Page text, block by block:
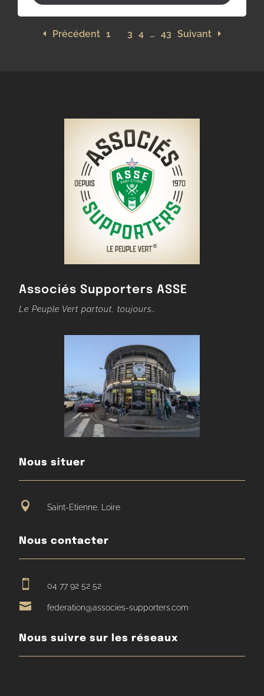
Précédent 1 3 4 … 43 Suivant
Associés Supporters ASSE
Le Peuple Vert partout, toujours…
Nous situer
 Saint-Etienne, Loire
Nous contacter
 04 77 92 52 52
 federation@associes-supporters.com
Nous suivre sur les réseaux